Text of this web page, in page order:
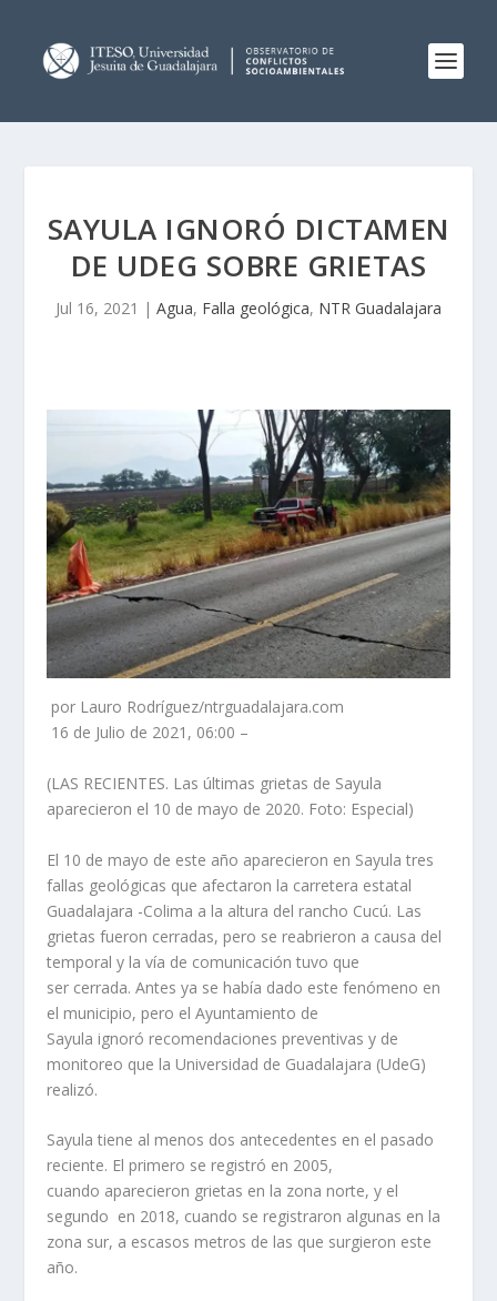
SAYULA IGNORÓ DICTAMEN
DE UDEG SOBRE GRIETAS
Jul 16, 2021 | Agua, Falla geológica, NTR Guadalajara
por Lauro Rodríguez/ntrguadalajara.com
16 de Julio de 2021, 06:00 –
(LAS RECIENTES. Las últimas grietas de Sayula
aparecieron el 10 de mayo de 2020. Foto: Especial)
El 10 de mayo de este año aparecieron en Sayula tres
fallas geológicas que afectaron la carretera estatal
Guadalajara -Colima a la altura del rancho Cucú. Las
grietas fueron cerradas, pero se reabrieron a causa del
temporal y la vía de comunicación tuvo que
ser cerrada. Antes ya se había dado este fenómeno en
el municipio, pero el Ayuntamiento de
Sayula ignoró recomendaciones preventivas y de
monitoreo que la Universidad de Guadalajara (UdeG)
realizó.
Sayula tiene al menos dos antecedentes en el pasado
reciente. El primero se registró en 2005,
cuando aparecieron grietas en la zona norte, y el
segundo en 2018, cuando se registraron algunas en la
zona sur, a escasos metros de las que surgieron este
año.